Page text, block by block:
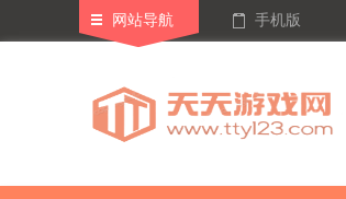
网站导航 手机版